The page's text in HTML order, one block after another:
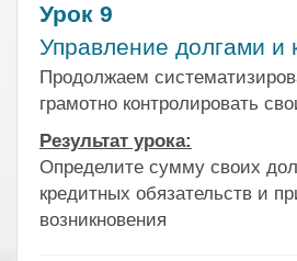
Урок 9
Управление долгами и
Продолжаем
грамотно контролировать
Результат урока:
Определите сумму своих
кредитных обязательств и
возникновения